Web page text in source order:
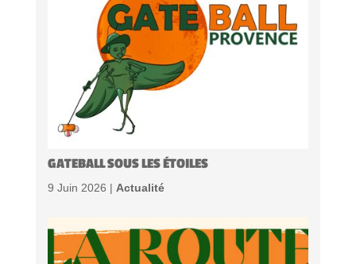
GATEBALL SOUS LES ÉTOILES
9 Juin 2026 | Actualité